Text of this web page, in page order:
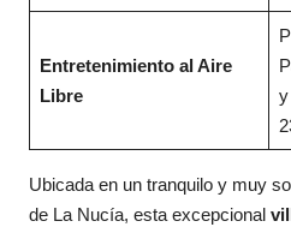
Entretenimiento al Aire
Libre
y
Ubicada en un tranquilo y muy
de La Nucía, esta excepcional